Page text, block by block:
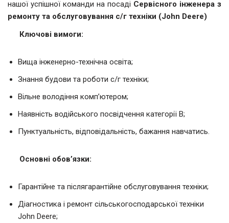
нашої успішної команди на посаді Сервісного інженера з
ремонту та обслуговування с/г техніки (John Deere)
Ключові вимоги:
Вища інженерно-технічна освіта;
Знання будови та роботи с/г техніки;
Вільне володіння комп’ютером;
Наявність водійського посвідчення категорії В;
Пунктуальність, відповідальність, бажання навчатись.
Основні обов’язки:
Гарантійне та післягарантійне обслуговування техніки;
Діагностика і ремонт сільськогосподарської техніки
John Deere;